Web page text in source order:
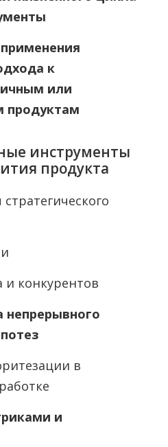
к
или
продуктам
инструменты
продукта
и конкурентов
непрерывного
в
и